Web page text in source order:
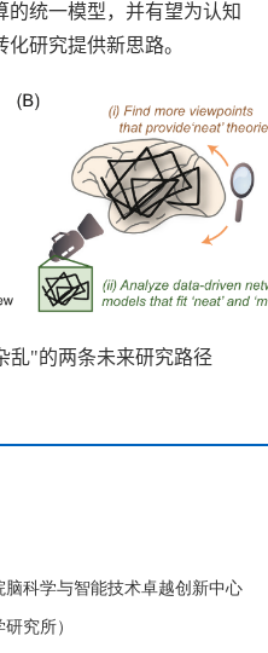
的统一模型，并有望为认知
研究提供新思路。
乱"的两条未来研究路径
脑科学与智能技术卓越创新中心
研究所）